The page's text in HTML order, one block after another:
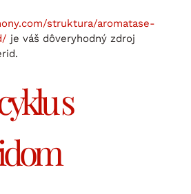
struktura/aromatase-
je váš dôveryhodný zdroj
s